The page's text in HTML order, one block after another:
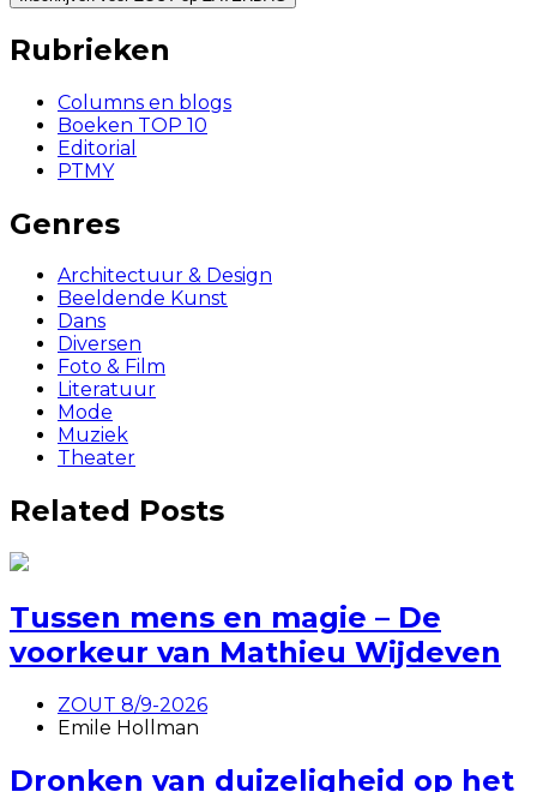
Rubrieken
Columns en blogs
Boeken TOP 10
Editorial
PTMY
Genres
Architectuur & Design
Beeldende Kunst
Dans
Diversen
Foto & Film
Literatuur
Mode
Muziek
Theater
Related Posts
Tussen mens en magie – De
voorkeur van Mathieu Wijdeven
ZOUT 8/9-2026
Emile Hollman
Dronken van duizeligheid op het